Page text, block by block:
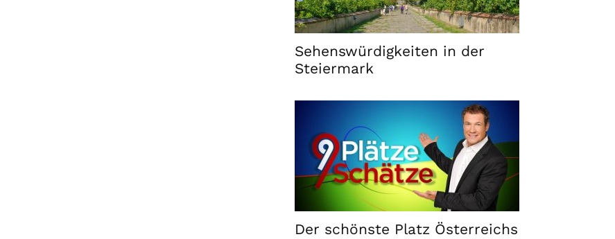
Sehenswürdigkeiten in der
Steiermark
Der schönste Platz Österreichs